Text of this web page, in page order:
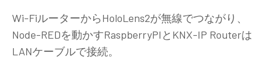
Wi-FiルーターからHoloLens2が無線でつながり、
Node-REDを動かすRaspberryPIとKNX-IP Routerは
LANケーブルで接続。